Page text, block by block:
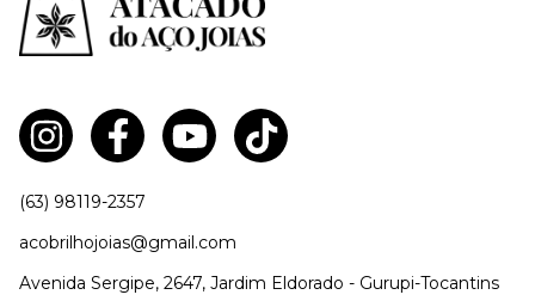
(63) 98119-2357
acobrilhojoias@gmail.com
Avenida Sergipe, 2647, Jardim Eldorado - Gurupi-Tocantins